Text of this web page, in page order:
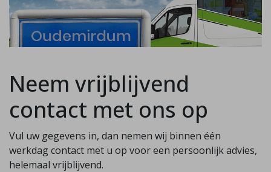
Neem vrijblijvend
contact met ons op
Vul uw gegevens in, dan nemen wij binnen één
werkdag contact met u op voor een persoonlijk advies,
helemaal vrijblijvend.